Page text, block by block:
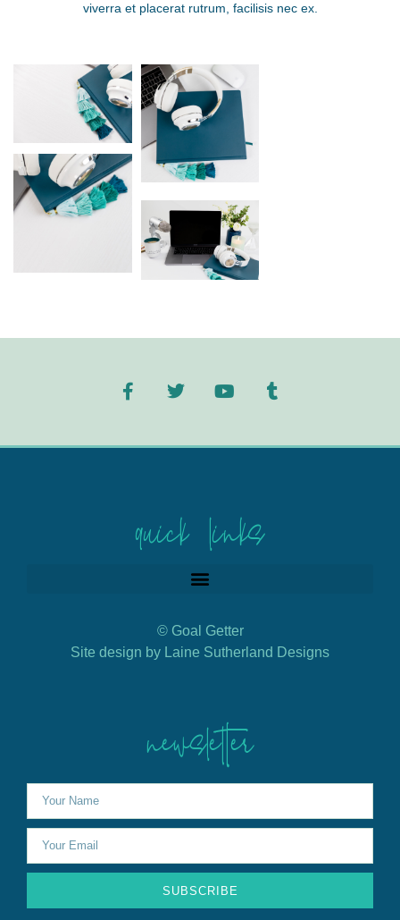
viverra et placerat rutrum, facilisis nec ex.
quick links
© Goal Getter
Site design by Laine Sutherland Designs
newsletter
SUBSCRIBE